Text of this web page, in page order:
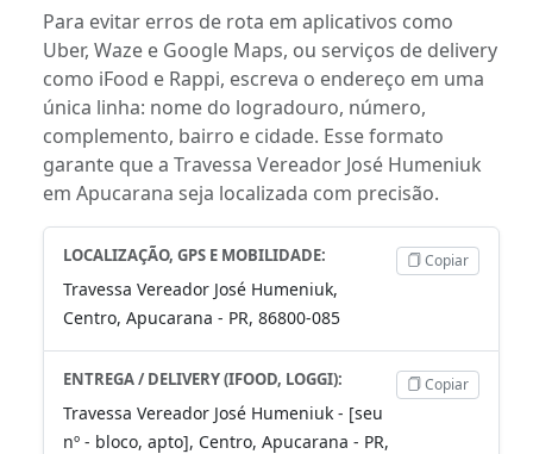
Para evitar erros de rota em aplicativos como
Uber, Waze e Google Maps, ou serviços de delivery
como iFood e Rappi, escreva o endereço em uma
única linha: nome do logradouro, número,
complemento, bairro e cidade. Esse formato
garante que a Travessa Vereador José Humeniuk
em Apucarana seja localizada com precisão.
LOCALIZAÇÃO, GPS E MOBILIDADE:
Travessa Vereador José Humeniuk,
Centro, Apucarana - PR, 86800-085
Copiar
ENTREGA / DELIVERY (IFOOD, LOGGI):
Travessa Vereador José Humeniuk - [seu
nº - bloco, apto], Centro, Apucarana - PR,
Copiar